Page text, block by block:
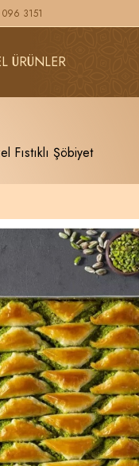
3151
ÜRÜNLER
Fıstıklı Şöbiyet